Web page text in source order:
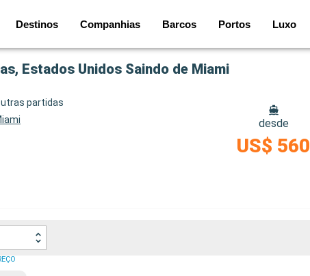
Destinos Companhias Barcos Portos Luxo
Estados Unidos Saindo de Miami
partidas
desde
US$ 560